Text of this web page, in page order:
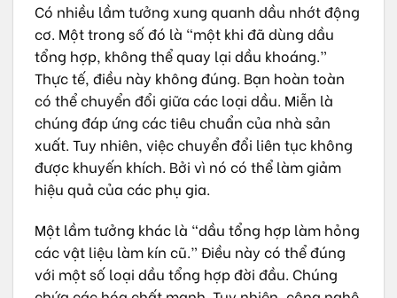
Có nhiều lầm tưởng xung quanh dầu nhớt động
cơ. Một trong số đó là “một khi đã dùng dầu
tổng hợp, không thể quay lại dầu khoáng.”
Thực tế, điều này không đúng. Bạn hoàn toàn
có thể chuyển đổi giữa các loại dầu. Miễn là
chúng đáp ứng các tiêu chuẩn của nhà sản
xuất. Tuy nhiên, việc chuyển đổi liên tục không
được khuyến khích. Bởi vì nó có thể làm giảm
hiệu quả của các phụ gia.
Một lầm tưởng khác là “dầu tổng hợp làm hỏng
các vật liệu làm kín cũ.” Điều này có thể đúng
với một số loại dầu tổng hợp đời đầu. Chúng